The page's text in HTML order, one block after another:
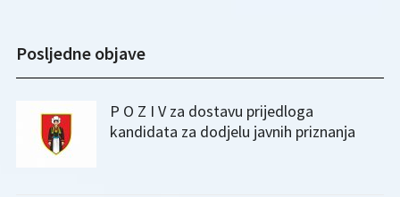
Posljedne objave
P O Z I V za dostavu prijedloga
kandidata za dodjelu javnih priznanja